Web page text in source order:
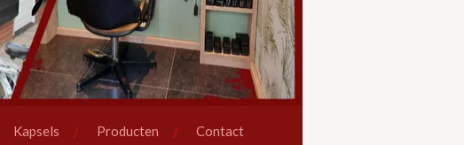
Kapsels Producten Contact